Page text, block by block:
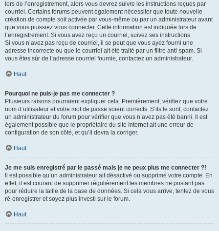
lors de l’enregistrement, alors vous devrez suivre les instructions reçues par
courriel. Certains forums peuvent également nécessiter que toute nouvelle
création de compte soit activée par vous-même ou par un administrateur avant
que vous puissiez vous connecter. Cette information est indiquée lors de
l’enregistrement. Si vous avez reçu un courriel, suivez ses instructions.
Si vous n’avez pas reçu de courriel, il se peut que vous ayez fourni une
adresse incorrecte ou que le courriel ait été traité par un filtre anti-spam. Si
vous êtes sûr de l’adresse courriel fournie, contactez un administrateur.
Haut
Pourquoi ne puis-je pas me connecter ?
Plusieurs raisons pourraient expliquer cela. Premièrement, vérifiez que votre
nom d’utilisateur et votre mot de passe soient corrects. S’ils le sont, contactez
un administrateur du forum pour vérifier que vous n’avez pas été banni. Il est
également possible que le propriétaire du site Internet ait une erreur de
configuration de son côté, et qu’il devra la corriger.
Haut
Je me suis enregistré par le passé mais je ne peux plus me connecter ?!
Il est possible qu’un administrateur ait désactivé ou supprimé votre compte. En
effet, il est courant de supprimer régulièrement les membres ne postant pas
pour réduire la taille de la base de données. Si cela vous arrive, tentez de vous
ré-enregistrer et soyez plus investi sur le forum.
Haut